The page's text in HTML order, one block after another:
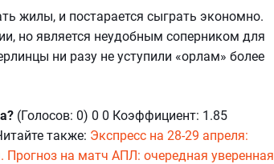
жилы, и постарается сыграть экономно.
но является неудобным соперником для
ни разу не уступили «орлам» более
(Голосов: 0) 0 0 Коэффициент: 1.85
также: Экспресс на 28-29 апреля:
Прогноз на матч АПЛ: очередная уверенная